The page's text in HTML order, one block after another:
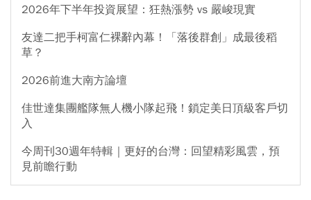
2026年下半年投資展望：狂熱漲勢 vs 嚴峻現實
友達二把手柯富仁裸辭內幕！「落後群創」成最後稻
草？
2026前進大南方論壇
佳世達集團艦隊無人機小隊起飛！鎖定美日頂級客戶切
入
今周刊30週年特輯｜更好的台灣：回望精彩風雲，預
見前瞻行動